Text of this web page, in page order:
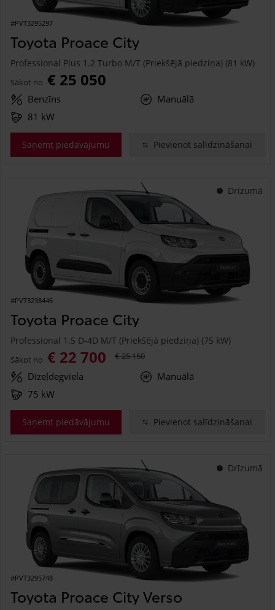
#PVT3295297
Toyota Proace City
Professional Plus 1.2 Turbo M/T (Priekšējā piedziņa) (81 kW)
Sākot no € 25 050
Benzīns
Manuālā
81 kW
Saņemt piedāvājumu Pievienot salīdzināšanai
Drīzumā
#PVT3238446
Toyota Proace City
Professional 1.5 D-4D M/T (Priekšējā piedziņa) (75 kW)
Sākot no € 22 700 € 25 150
Dīzeļdegviela
Manuālā
75 kW
Saņemt piedāvājumu Pievienot salīdzināšanai
Drīzumā
#PVT3295748
Toyota Proace City Verso